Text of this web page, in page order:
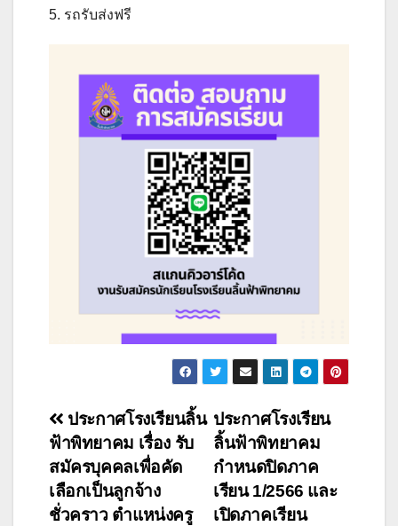
5. รถรับส่งฟรี
ประกาศโรงเรียน
ลิ้นฟ้าพิทยาคม
กำหนดปิดภาค
เรียน 1/2566 และ
เปิดภาคเรียน
ประกาศโรงเรียนลิ้น
ฟ้าพิทยาคม เรื่อง รับ
สมัครบุคคลเพื่อคัด
เลือกเป็นลูกจ้าง
ชั่วคราว ตำแหน่งครู